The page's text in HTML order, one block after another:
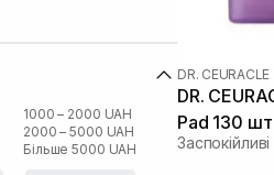
1000 – 2000 UAH
2000 – 5000 UAH
Більше 5000 UAH
DR. CEURACLE
DR.
Pad 130 шт